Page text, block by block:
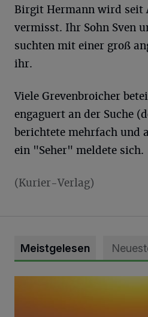
Birgit Hermann wird seit
vermisst. Ihr Sohn Sven
suchten mit einer groß
ihr.
Viele Grevenbroicher
engaguert an der Suche
berichtete mehrfach und
ein "Seher" meldete sich.
(Kurier-Verlag)
Meistgelesen
Die schönsten